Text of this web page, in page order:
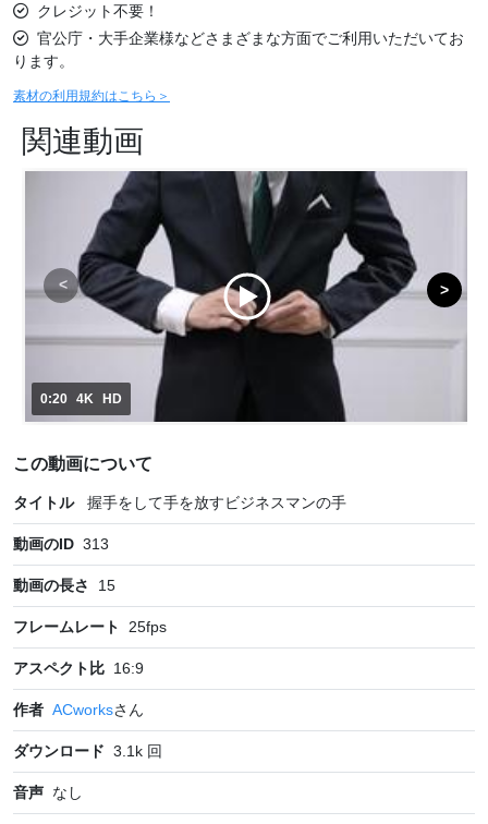
クレジット不要！
官公庁・大手企業様などさまざまな方面でご利用いただいてお
ります。
素材の利用規約はこちら＞
関連動画
0:20 4K HD
この動画について
タイトル 握手をして手を放すビジネスマンの手
動画のID 313
動画の長さ 15
フレームレート 25fps
アスペクト比 16:9
作者 ACworksさん
ダウンロード 3.1k 回
音声 なし